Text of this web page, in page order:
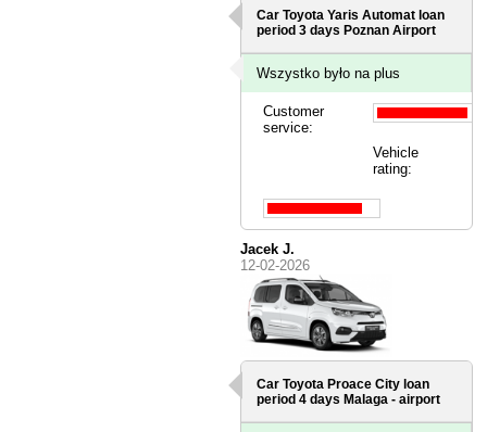
Car Toyota Yaris Automat loan
period 3 days Poznan Airport
Wszystko było na plus
Customer
service:
Vehicle
rating:
Jacek J.
12-02-2026
Car Toyota Proace City loan
period 4 daysMalaga - airport